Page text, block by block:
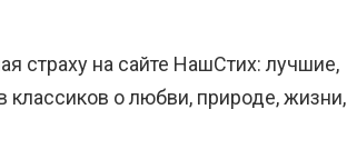
страху на сайте НашСтих: лучшие,
классиков о любви, природе, жизни,